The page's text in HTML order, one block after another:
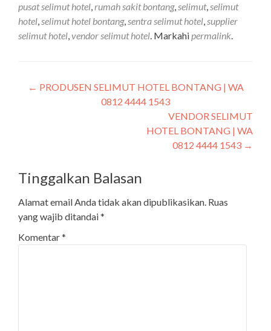
pusat selimut hotel,rumah sakit bontang,selimut,selimut
hotel,selimut hotel bontang,sentra selimut hotel,supplier
selimut hotel,vendor selimut hotel. Markahipermalink.
← PRODUSEN SELIMUT HOTEL BONTANG | WA
0812 4444 1543
VENDOR SELIMUT
HOTEL BONTANG | WA
0812 4444 1543 →
Tinggalkan Balasan
Alamat email Anda tidak akan dipublikasikan. Ruas
yang wajib ditandai*
Komentar*